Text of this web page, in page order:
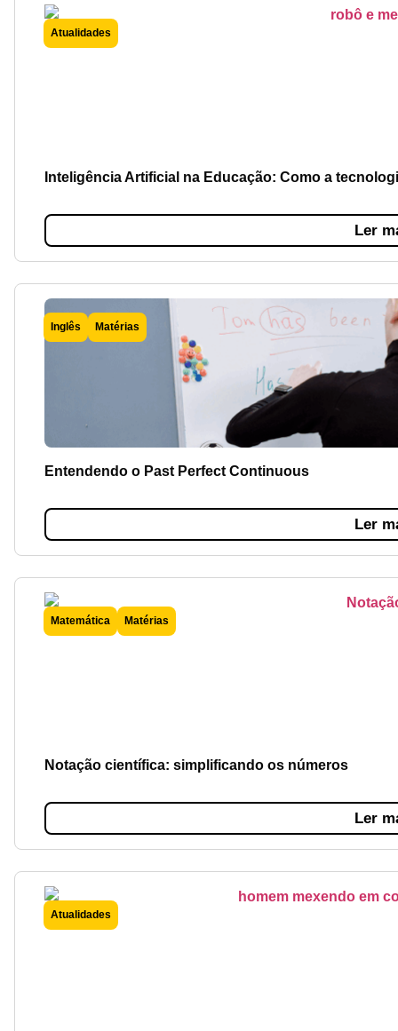
Inteligência Artificial na Educação: Como a
Ler
Atualidades
Entendendo o Past Perfect Continuous
Ler
Inglês Matérias
Notação científica: simplificando os números
Ler
Matemática Matérias
Atualidades